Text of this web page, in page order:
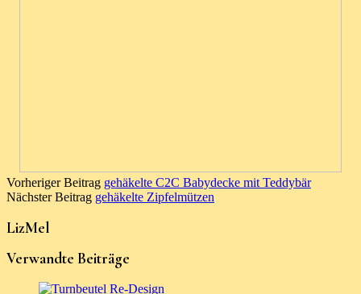
Vorheriger Beitrag gehäkelte C2C Babydecke mit Teddybär
Nächster Beitrag gehäkelte Zipfelmützen
LizMel
Verwandte Beiträge